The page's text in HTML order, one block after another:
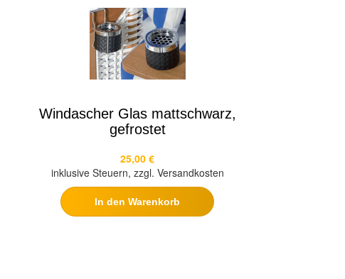
Windascher Glas mattschwarz,
gefrostet
25,00 €
inklusive Steuern, zzgl. Versandkosten
In den Warenkorb